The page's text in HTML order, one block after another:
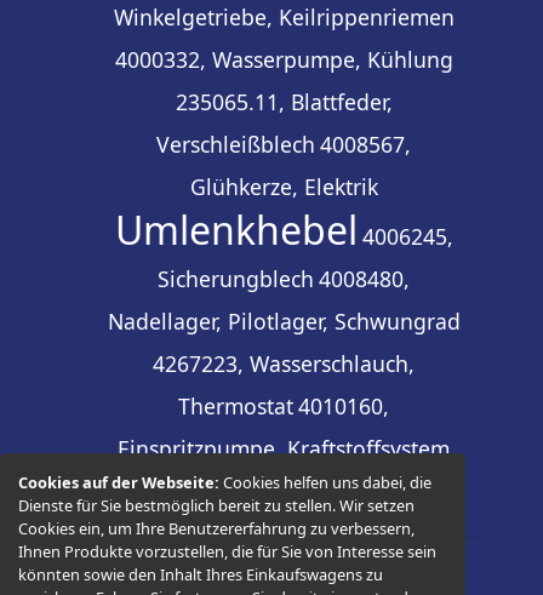
Cookies auf der Webseite:Cookies helfen uns dabei, die
Dienste für Sie bestmöglich bereit zu stellen. Wir setzen
Cookies ein, um Ihre Benutzererfahrung zu verbessern,
Ihnen Produkte vorzustellen, die für Sie von Interesse sein
könnten sowie den Inhalt Ihres Einkaufswagens zu
Winkelgetriebe, Keilrippenriemen
4000332, Wasserpumpe, Kühlung
235065.11, Blattfeder,
Verschleißblech 4008567,
Glühkerze, Elektrik
Umlenkhebel 4006245,
Sicherungblech 4008480,
Nadellager, Pilotlager, Schwungrad
4267223, Wasserschlauch,
Thermostat4010160,
Einspritzpumpe, Kraftstoffsystem